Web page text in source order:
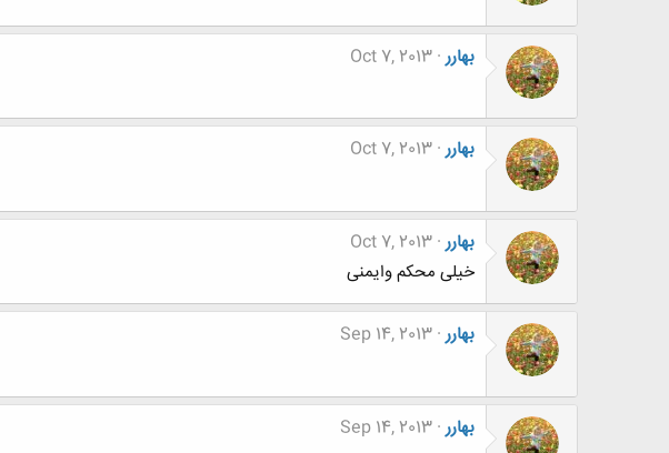
بهارر Oct 7, 2013
بهارر Oct 7, 2013
بهارر Oct 7, 2013
خیلی محکم وایمنی
بهارر Sep 14, 2013
بهارر Sep 14, 2013